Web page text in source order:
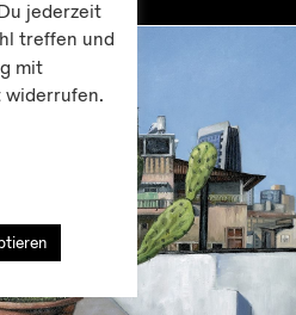
jederzeit
treffen und
mit